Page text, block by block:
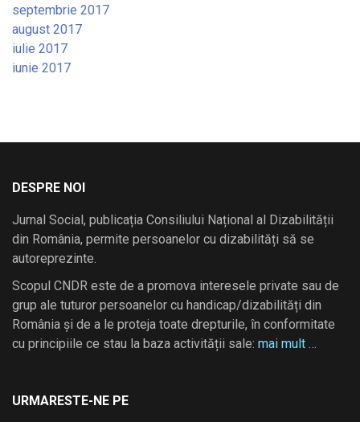
septembrie 2017
august 2017
iulie 2017
iunie 2017
DESPRE NOI
Jurnal Social, publicația Consiliului Național al Dizabilității
din România, permite persoanelor cu dizabilități să se
autoreprezinte.
Scopul CNDR este de a promova interesele private sau de
grup ale tuturor persoanelor cu handicap/dizabilități din
România și de a le proteja toate drepturile, în conformitate
cu principiile ce stau la baza activității sale: mai mult …
URMARESTE-NE PE